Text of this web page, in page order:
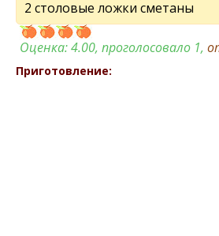
2 столовые ложки сметаны
Оценка:4.00, проголосовало 1,
Приготовление: